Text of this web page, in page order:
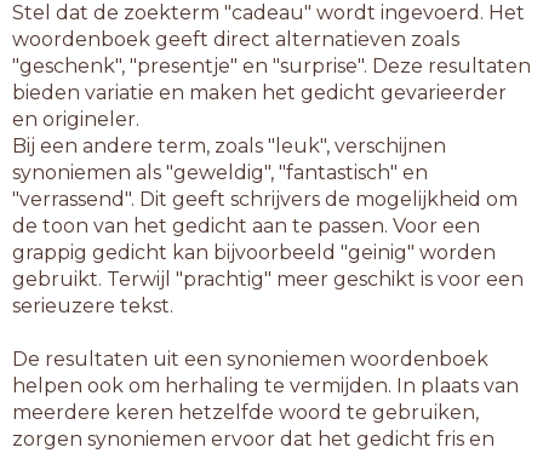
Stel dat de zoekterm "cadeau" wordt ingevoerd. Het
woordenboek geeft direct alternatieven zoals
"geschenk", "presentje" en "surprise". Deze resultaten
bieden variatie en maken het gedicht gevarieerder
en origineler.
Bij een andere term, zoals "leuk", verschijnen
synoniemen als "geweldig", "fantastisch" en
"verrassend". Dit geeft schrijvers de mogelijkheid om
de toon van het gedicht aan te passen. Voor een
grappig gedicht kan bijvoorbeeld "geinig" worden
gebruikt. Terwijl "prachtig" meer geschikt is voor een
serieuzere tekst.
De resultaten uit een synoniemen woordenboek
helpen ook om herhaling te vermijden. In plaats van
meerdere keren hetzelfde woord te gebruiken,
zorgen synoniemen ervoor dat het gedicht fris en